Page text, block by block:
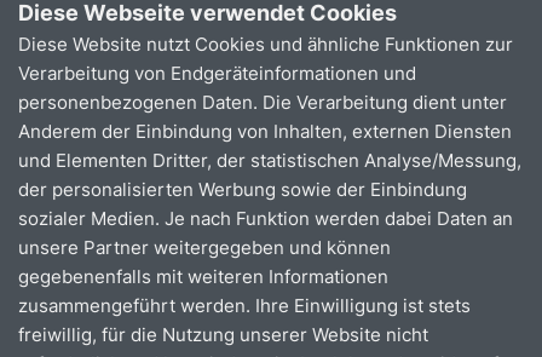
Diese Webseite verwendet Cookies
Diese Website nutzt Cookies und ähnliche Funktionen zur
Verarbeitung von Endgeräteinformationen und
personenbezogenen Daten. Die Verarbeitung dient unter
Anderem der Einbindung von Inhalten, externen Diensten
und Elementen Dritter, der statistischen Analyse/Messung,
der personalisierten Werbung sowie der Einbindung
sozialer Medien. Je nach Funktion werden dabei Daten an
unsere Partner weitergegeben und können
gegebenenfalls mit weiteren Informationen
zusammengeführt werden. Ihre Einwilligung ist stets
freiwillig, für die Nutzung unserer Website nicht
Grundsätzlich dürfen Fahrräder, Pedelecs und E-Bikes
im VRS mitgenommen werden, solange im Fahrzeug
genügend Platz ist und für das Fahrrad ein
entsprechendes Fahrradticket erworben bzw. Ticket
vorgezeigt werden kann.
Aus Sicherheitsgründen dürfen Fahrgäste keine E-
Tretroller in unseren Bussen mitnehmen. Informationen
erhalten Siehier.
Falträder werden kostenlos befördert, sofern sie
zusammengeklappt sind.